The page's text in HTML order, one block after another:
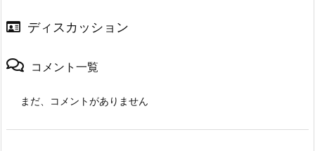
ディスカッション
コメント一覧
まだ、コメントがありません